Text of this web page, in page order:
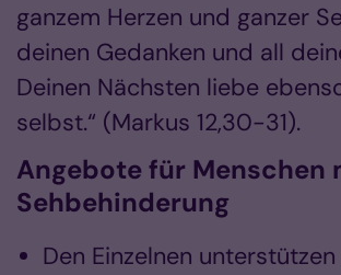
ganzem Herzen und ganzer
deinen Gedanken und all
Deinen Nächsten liebe
selbst.“ (Markus 12,30-31).
Angebote für Menschen
Sehbehinderung
Den Einzelnen